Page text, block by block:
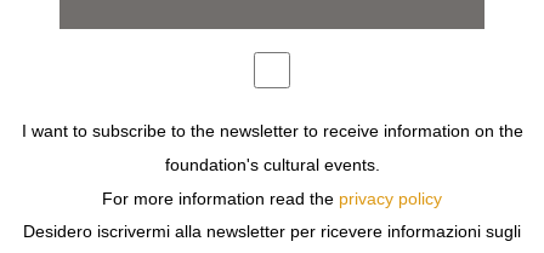
Design: elefante di Kris Ruhs
I want to subscribe to the newsletter to receive information on the
foundation's cultural events.
For more information read the privacy policy
Desidero iscrivermi alla newsletter per ricevere informazioni sugli